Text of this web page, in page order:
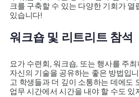
크를 구축할 수 있는 다양한 기회가 열
있습니다!
워크숍 및 리트리트 참석
요가 수련회, 워크숍, 또는 행사를 주
자신의 기술을 공유하는 좋은 방법입
고 학생들과 더 깊이 소통하는 데에도
업무 시간에서 시간을 내야 할 수도 있